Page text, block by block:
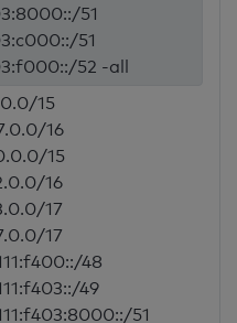
51
51
52 -all
15
16
15
16
17
17
48
49
51